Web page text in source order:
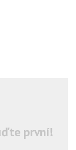
první!